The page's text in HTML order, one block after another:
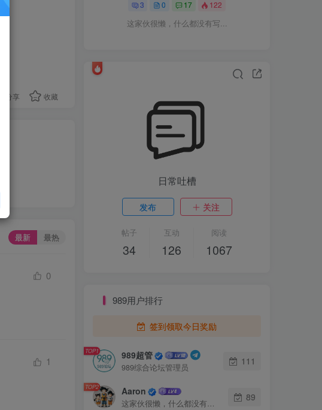
分享 收藏
最新 最热
0
1
3 0 17 122
这家伙很懒，什么都没有写...
日常吐槽
发布 关注
帖子
34
互动
126
阅读
1067
989用户排行
签到领取今日奖励
TOP1 989超管
989综合论坛管理员
111
TOP2 Aaron
这家伙很懒，什么都没有写...
89